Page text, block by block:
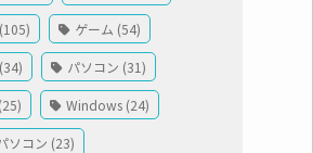
ゲーム (54)
パソコン (31)
Windows (24)
ソコン (23)